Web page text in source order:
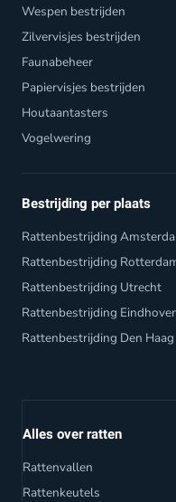
Wespen bestrijden
Zilvervisjes bestrijden
Faunabeheer
Papiervisjes bestrijden
Houtaantasters
Vogelwering
Bestrijding per plaats
Rattenbestrijding
Rattenbestrijding
Rattenbestrijding Utrecht
Rattenbestrijding
Rattenbestrijding Den Haag
Alles over ratten
Rattenvallen
Rattenkeutels